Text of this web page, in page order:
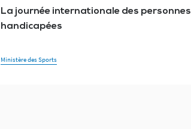
La journée internationale des personnes
handicapées
Ministère des Sports